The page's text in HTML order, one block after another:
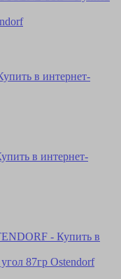
87гр Ostendorf